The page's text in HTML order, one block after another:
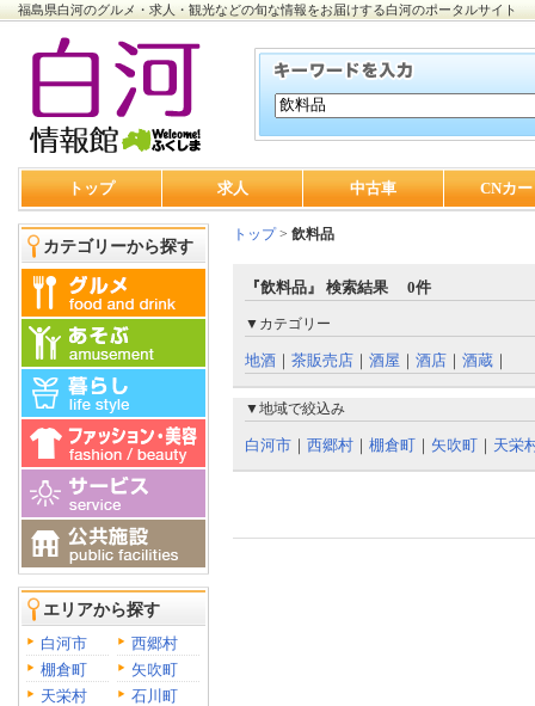
福島県白河のグルメ・求人・観光などの旬な情報をお届けする白河のポータルサイト
トップ 求人 中古車 CNカ
カテゴリーから探す
エリアから探す
白河市
西郷村
棚倉町
矢吹町
天栄村
石川町
トップ> 飲料品
『飲料品』 検索結果 0件
▼カテゴリー
地酒 ｜ 茶販売店 ｜ 酒屋 ｜ 酒店 ｜ 酒蔵 ｜
▼地域で絞込み
白河市 ｜ 西郷村 ｜ 棚倉町 ｜ 矢吹町 ｜ 天栄